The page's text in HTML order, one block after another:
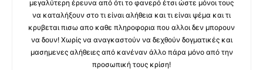
μεγαλύτερη έρευνα από ότι το φανερό έτσι ώστε μόνοι τους
να καταλήξουν στο τι είναι αλήθεια και τι είναι ψέμα και τι
κρυβεται πισω απο καθε πληροφορια που αλλοι δεν μπορουν
να δουν! Χωρίς να αναγκαστούν να δεχθούν δογματικές και
μασημενες αλήθειες από κανέναν άλλο πάρα μόνο από την
προσωπική τους κρίση!